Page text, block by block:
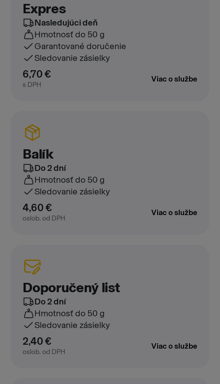
Expres
Nasledujúci deň
Hmotnosťdo 50 g
Garantované doručenie
Sledovanie zásielky
6,70 €
s DPH
Viac o službe
Balík
Do 2 dní
Hmotnosťdo 50 g
Sledovanie zásielky
4,60 €
oslob. od DPH
Viac o službe
Doporučený list
Do 2 dní
Hmotnosťdo 50 g
Sledovanie zásielky
2,40 €
oslob. od DPH
Viac o službe